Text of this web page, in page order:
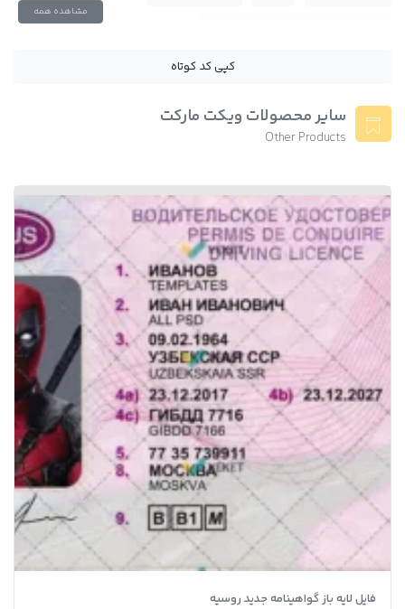
دانلود فایل فتوشاپ آیدی کارت آلمان
کارت شناسایی آلمان وریفای بایننس با آیدی کارت آلمان
وریفای حساب فریلنسر آلمان
مشاهده همه
کپی کد کوتاه
سایر محصولات ویکت مارکت
Other Products
فایل لایه باز گواهینامه جدید روسیه